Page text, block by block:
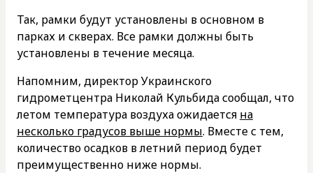
Так, рамки будут установлены в основном в
парках и скверах. Все рамки должны быть
установлены в течение месяца.
Напомним, директор Украинского
гидрометцентра Николай Кульбида сообщал, что
летом температура воздуха ожидается на
несколько градусов выше нормы. Вместе с тем,
количество осадков в летний период будет
преимущественно ниже нормы.